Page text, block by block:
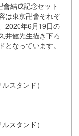
結成記念セット
は東京卍會それぞ
2020年6月19日の
井健先生描き下ろ
なっています。
スタンド）
スタンド）